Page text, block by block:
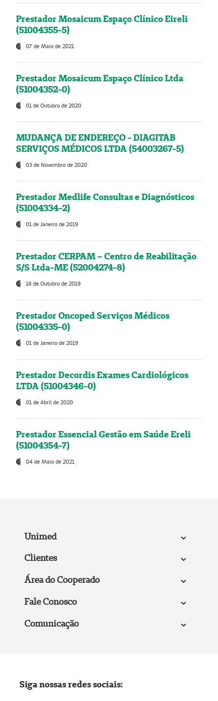
Prestador Mosaicum Espaço Clínico Eireli
(51004355-5)
07 de Maio de 2021
Prestador Mosaicum Espaço Clínico Ltda
(51004352-0)
01 de Outubro de 2020
MUDANÇA DE ENDEREÇO - DIAGITAB
SERVIÇOS MÉDICOS LTDA (54003267-5)
03 de Novembro de 2020
Prestador Medlife Consultas e Diagnósticos
(51004334-2)
01 de Janeiro de 2019
Prestador CERPAM – Centro de Reabilitação
S/S Ltda-ME (52004274-8)
18 de Outubro de 2019
Prestador Oncoped Serviços Médicos
(51004335-0)
01 de Janeiro de 2019
Prestador Decordis Exames Cardiológicos
LTDA (51004346-0)
01 de Abril de 2020
Prestador Essencial Gestão em Saúde Ereli
(51004354-7)
04 de Maio de 2021
Unimed
Clientes
Área do Cooperado
Fale Conosco
Comunicação
Siga nossas redes sociais: